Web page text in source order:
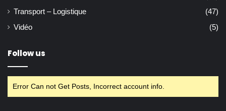
Transport – Logistique
(47)
Vidéo
(5)
Follow us
Error Can not Get Posts, Incorrect account info.